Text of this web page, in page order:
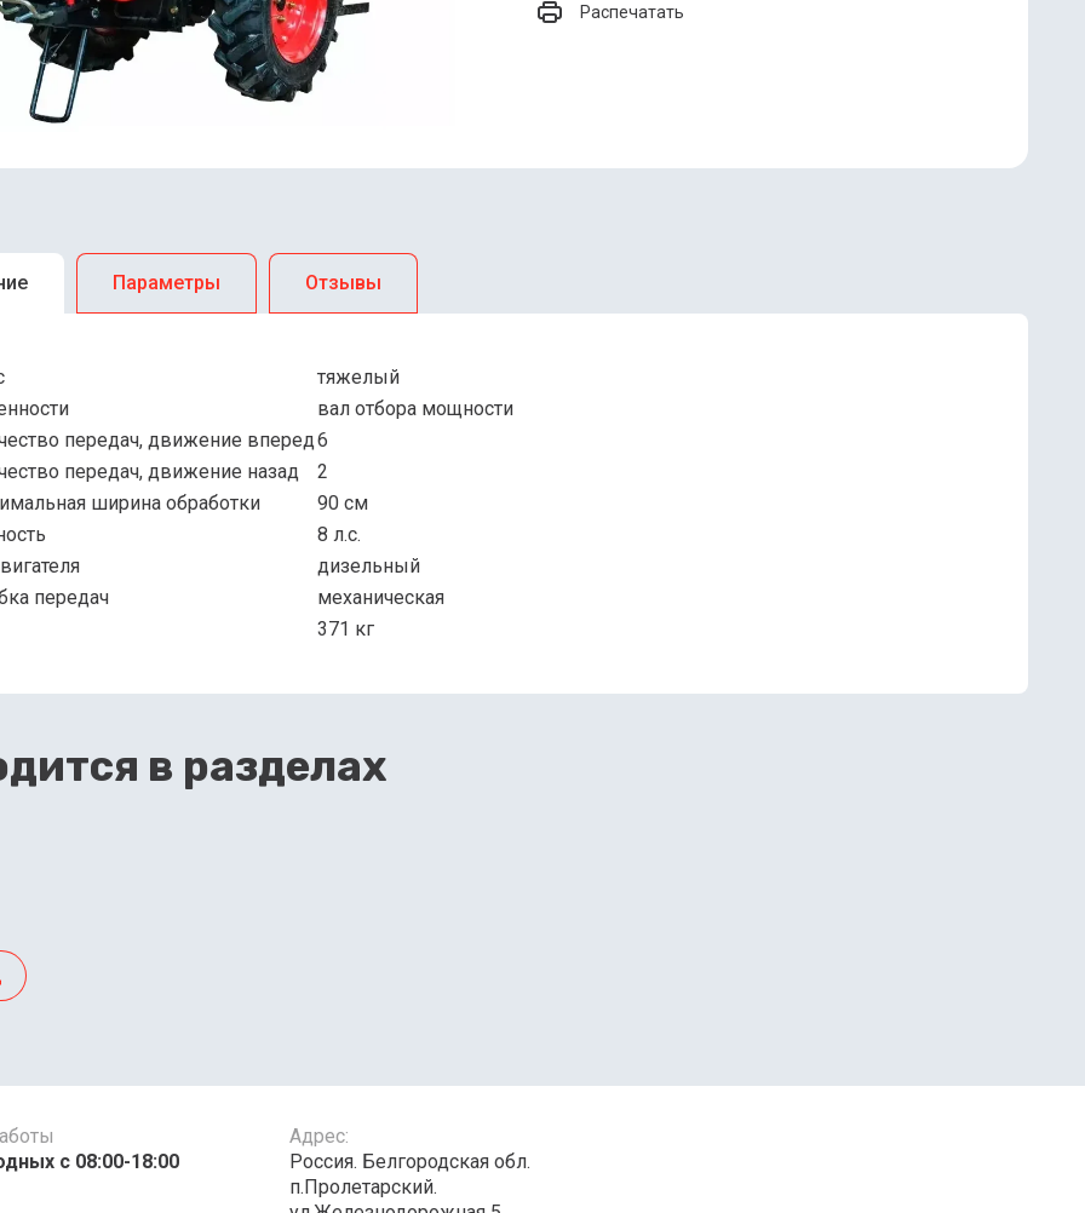
Распечатать
Параметры Отзывы
тяжелый
вал отбора мощности
передач, движение вперед6
передач, движение назад
2
ширина обработки
90 см
8 л.с.
дизельный
передач
механическая
371 кг
в разделах
с 08:00-18:00
Адрес:
Россия. Белгородская обл.
п.Пролетарский.